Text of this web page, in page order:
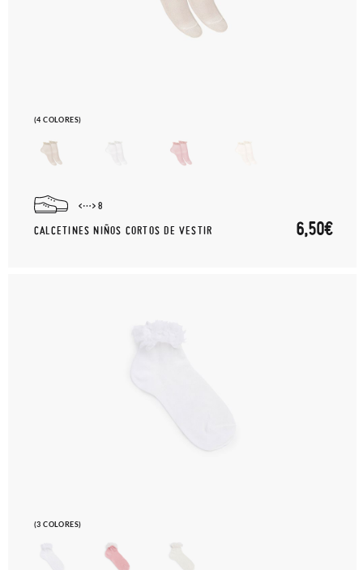
(4 COLORES)
8
CALCETINES NIÑOS CORTOS DE VESTIR 6,50€
(3 COLORES)